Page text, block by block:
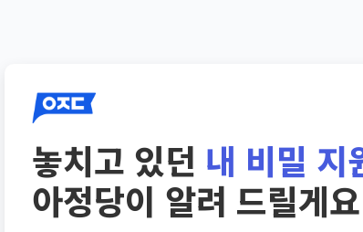
놓치고 있던 내 비밀 지
아정당이 알려 드릴게요